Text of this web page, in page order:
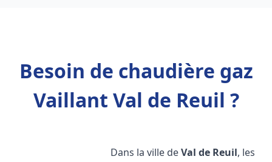
Besoin de chaudière gaz
Vaillant Val de Reuil ?
Dans la ville deVal de Reuil, les